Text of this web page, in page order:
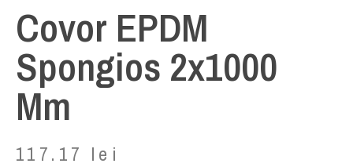
Covor EPDM
Spongios 2x1000
Mm
117.17 lei